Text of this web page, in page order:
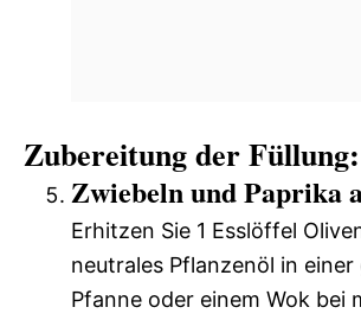
Zubereitung der Füllung:
Zwiebeln und Paprika
Erhitzen Sie 1 Esslöffel
neutrales Pflanzenöl in einer
Pfanne oder einem Wok bei